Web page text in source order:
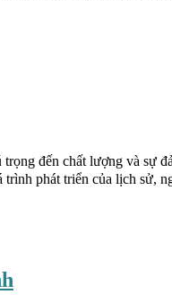
đến chất lượng và sự
phát triển của lịch sử,